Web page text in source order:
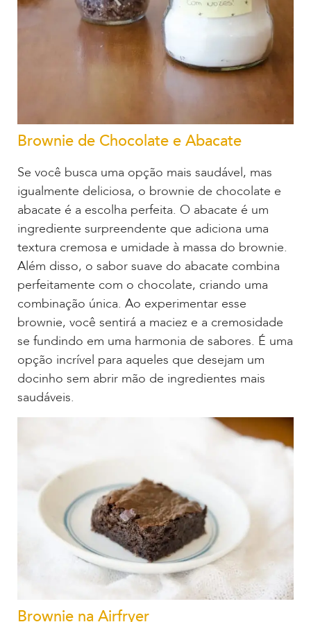
Brownie de Chocolate e Abacate
Se você busca uma opção mais saudável, mas
igualmente deliciosa, o brownie de chocolate e
abacate é a escolha perfeita. O abacate é um
ingrediente surpreendente que adiciona uma
textura cremosa e umidade à massa do brownie.
Além disso, o sabor suave do abacate combina
perfeitamente com o chocolate, criando uma
combinação única. Ao experimentar esse
brownie, você sentirá a maciez e a cremosidade
se fundindo em uma harmonia de sabores. É uma
opção incrível para aqueles que desejam um
docinho sem abrir mão de ingredientes mais
saudáveis.
Brownie na Airfryer